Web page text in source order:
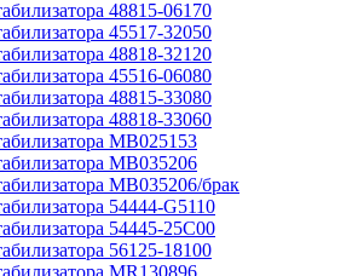
48815-06170
45517-32050
48818-32120
45516-06080
48815-33080
48818-33060
MB025153
MB035206
MB035206/брак
54444-G5110
54445-25C00
56125-18100
MR130896